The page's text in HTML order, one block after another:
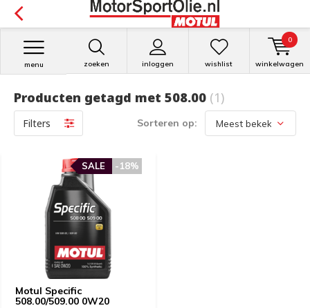
zoeken inloggen
menu wishlist winkelwagen
0
Producten getagd met 508.00 (1)
Filters Sorteren op:
Motul Specific
508.00/509.00 0W20
-18%
SALE